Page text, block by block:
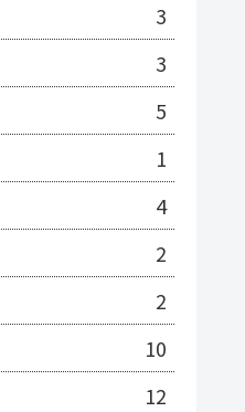
3
3
5
1
4
2
2
10
12